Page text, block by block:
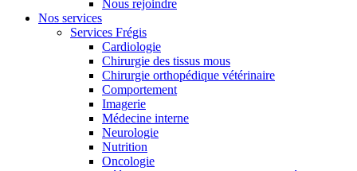
Nous rejoindre
Nos services
Services Frégis
Cardiologie
Chirurgie des tissus mous
Chirurgie orthopédique vétérinaire
Comportement
Imagerie
Médecine interne
Neurologie
Nutrition
Oncologie